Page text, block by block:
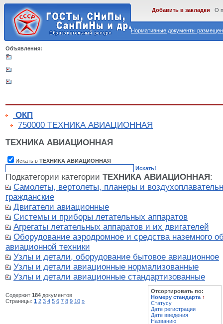
Нормативные документы
Добавить в закладки О
Объявления:
ОКП
750000 ТЕХНИКА АВИАЦИОННАЯ
ТЕХНИКА АВИАЦИОННАЯ
Искать в ТЕХНИКА АВИАЦИОННАЯ
Искать!
Подкатегории категории ТЕХНИКА АВИАЦИОННАЯ :
Самолеты, вертолеты, планеры и
гражданские
Двигатели авиационные
Системы и приборы летательных аппаратов
Агрегаты летательных аппаратов и их двигателей
Оборудование аэродромное и средства наземного
авиационной техники
Узлы и детали, оборудование бытовое авиационное
Узлы и детали авиационные нормализованные
Узлы и детали авиационные стандартизованные
Содержит 184 документов
Страницы: 1 2 3 4 5 6 7 8 9 10 »
Отсортировать по:
Номеру стандарта ↑
Статусу
Дате регистрации
Дате введения
Названию